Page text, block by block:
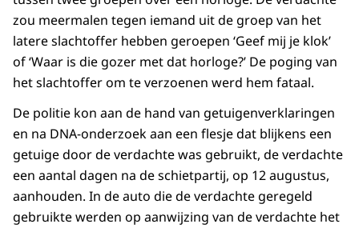
zou meermalen tegen iemand uit de groep van het
latere slachtoffer hebben geroepen ‘Geef mij je klok’
of ‘Waar is die gozer met dat horloge?’ De poging van
het slachtoffer om te verzoenen werd hem fataal.
De politie kon aan de hand van getuigenverklaringen
en na DNA-onderzoek aan een flesje dat blijkens een
getuige door de verdachte was gebruikt, de verdachte
een aantal dagen na de schietpartij, op 12 augustus,
aanhouden. In de auto die de verdachte geregeld
gebruikte werden op aanwijzing van de verdachte het